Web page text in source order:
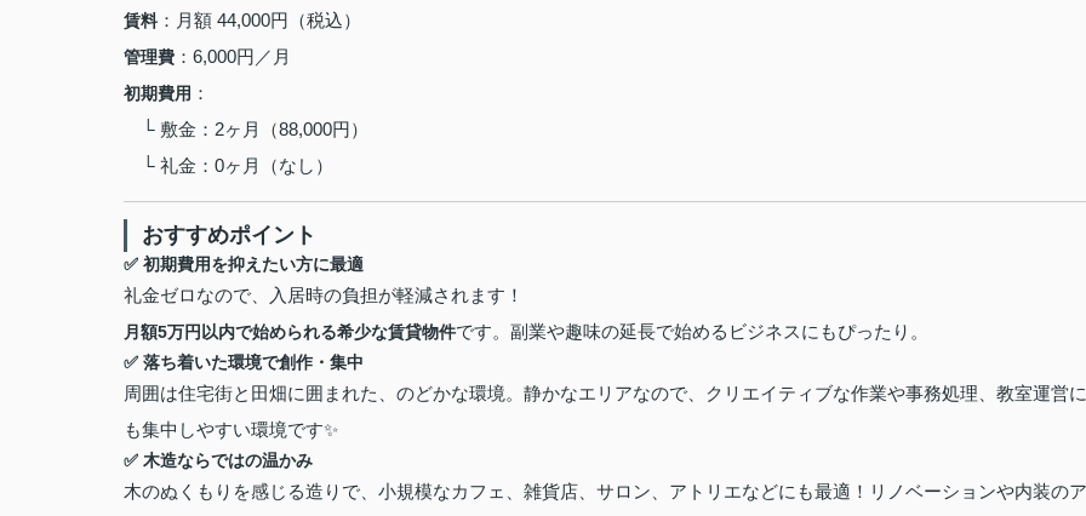
賃料：月額 44,000円（税込）
管理費 ：6,000円／月
初期費用 ：
└ 敷金：2ヶ月（88,000円）
└ 礼金：0ヶ月（なし）
おすすめポイント
✅ 初期費用を抑えたい方に最適
礼金ゼロなので、入居時の負担が軽減されます！
月額5万円以内で始められる希少な賃貸物件です。副業や趣味の延長で始めるビジネスにもぴったり。
✅ 落ち着いた環境で創作・集中
周囲は住宅街と田畑に囲まれた、のどかな環境。静かなエリアなので、クリエイティブな作業や事務処理、教室運営に
も集中しやすい環境です✨
✅ 木造ならではの温かみ
木のぬくもりを感じる造りで、小規模なカフェ、雑貨店、サロン、アトリエなどにも最適！リノベーションや内装のア